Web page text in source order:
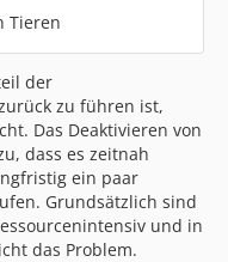
vieles kann aber
viele Spiele in der
können, ist
Reis kochen
haben
können wir am
Reis kaufen. Besserer
CPU mit einer
Tieren
der
zu führen ist,
Das Deaktivieren von
dass es zeitnah
ein paar
Grundsätzlich sind
und in
das Problem.